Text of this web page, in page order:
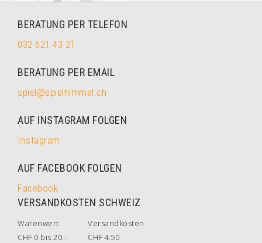
BERATUNG PER TELEFON
032 621 43 21
BERATUNG PER EMAIL
spiel@spielhimmel.ch
AUF INSTAGRAM FOLGEN
Instagram
AUF FACEBOOK FOLGEN
Facebook
VERSANDKOSTEN SCHWEIZ
Warenwert
Versandkosten
CHF 0 bis 20.-
CHF 4.50